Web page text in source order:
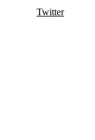
Twitter